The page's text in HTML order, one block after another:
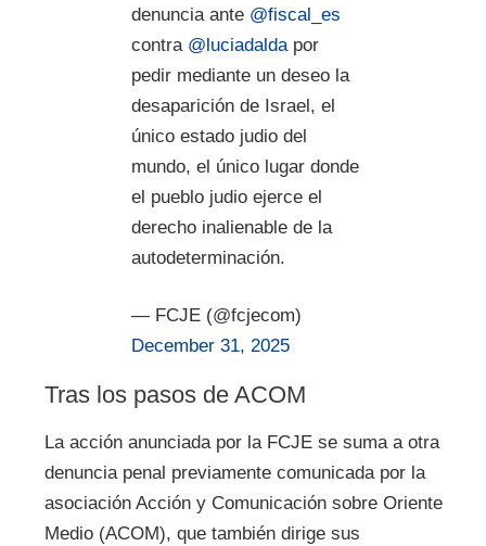
denuncia ante @fiscal_es
contra @luciadaldapor
pedir mediante un deseo la
desaparición de Israel, el
único estado judio del
mundo, el único lugar donde
el pueblo judio ejerce el
derecho inalienable de la
autodeterminación.
— FCJE (@fcjecom)
December 31, 2025
Tras los pasos de ACOM
La acción anunciada por la FCJE se suma a otra
denuncia penal previamente comunicada por la
asociación Acción y Comunicación sobre Oriente
Medio (ACOM), que también dirige sus